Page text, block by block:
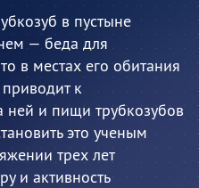
в пустыне
— беда для
в местах его обитания
приводит к
ней и пищи трубкозубов
это ученым
трех лет
и активность